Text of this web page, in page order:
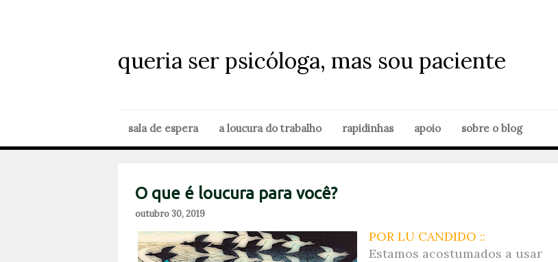
queria ser psicóloga, mas sou paciente
sala de espera a loucura do trabalho rapidinhas apoio sobre o blog
O que é loucura para você?
outubro 30, 2019
POR LU CANDIDO ::
Estamos acostumados a usar